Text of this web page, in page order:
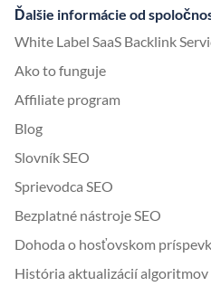
Ďalšie informácie od
White Label SaaS Backlink
Ako to funguje
Affiliate program
Blog
Slovník SEO
Sprievodca SEO
Bezplatné nástroje SEO
Dohoda o hosťovskom
História aktualizácií algoritmov